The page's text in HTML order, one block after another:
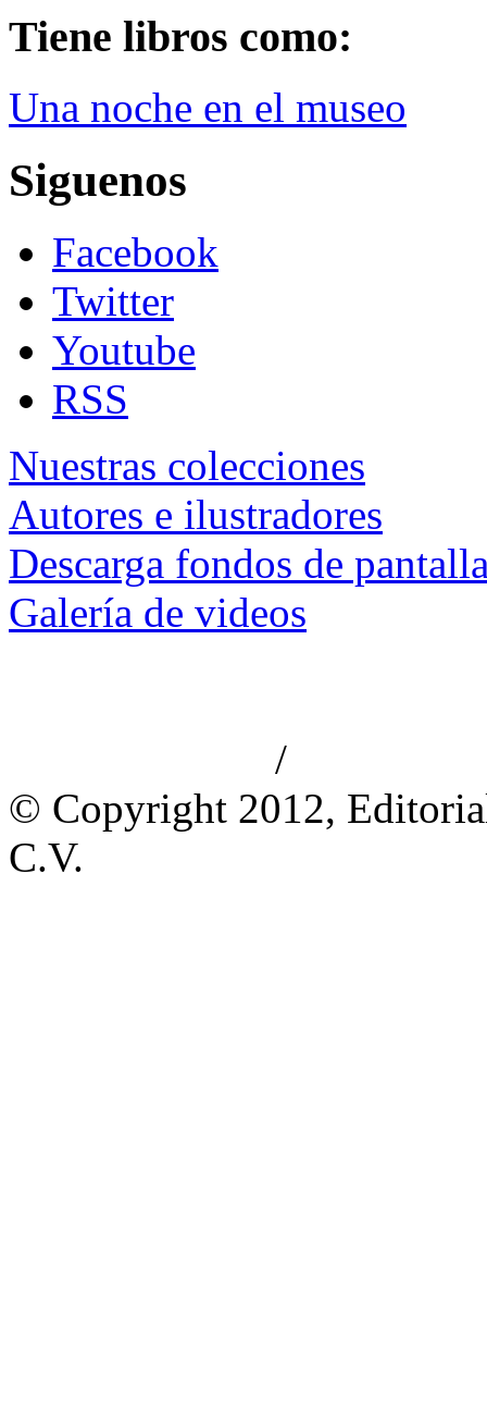
Tiene libros como:
Una noche en el museo
Siguenos
Facebook
Twitter
Youtube
RSS
Nuestras colecciones
Autores e ilustradores
Descarga fondos de
Galería de videos
/
© Copyright 2012,
C.V.